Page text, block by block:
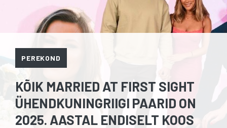
PEREKOND
KÕIK MARRIED AT FIRST SIGHT
ÜHENDKUNINGRIIGI PAARID ON
2025. AASTAL ENDISELT KOOS